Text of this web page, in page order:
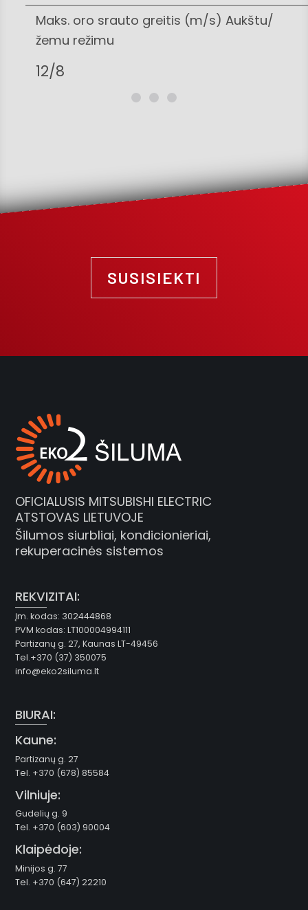
Maks. oro srauto greitis (m/s) Aukštu/
žemu režimu
12/8
SUSISIEKTI
OFICIALUSIS MITSUBISHI ELECTRIC
ATSTOVAS LIETUVOJE
Šilumos siurbliai, kondicionieriai,
rekuperacinės sistemos
REKVIZITAI:
Įm. kodas: 302444868
PVM kodas: LT100004994111
Partizanų g. 27, Kaunas LT-49456
Tel.+370 (37) 350075
info@eko2siluma.lt
BIURAI:
Kaune:
Partizanų g. 27
Tel. +370 (678) 85584
Vilniuje:
Gudelių g. 9
Tel. +370 (603) 90004
Klaipėdoje:
Minijos g. 77
Tel. +370 (647) 22210